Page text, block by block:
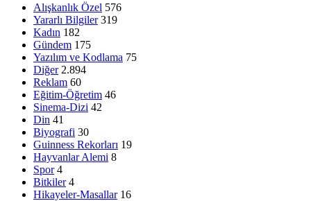
Alışkanlık Özel 576
Yararlı Bilgiler 319
Kadın 182
Gündem 175
Yazılım ve Kodlama 75
Diğer 2.894
Reklam 60
Eğitim-Öğretim 46
Sinema-Dizi 42
Din 41
Biyografi 30
Guinness Rekorları 19
Hayvanlar Alemi 8
Spor 4
Bitkiler 4
Hikayeler-Masallar 16